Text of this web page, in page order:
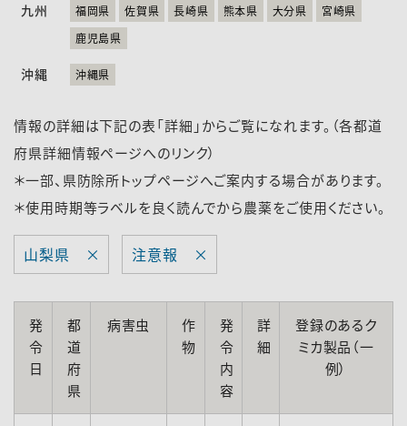
九州 福岡県 佐賀県 長崎県 熊本県 大分県
宮崎県
鹿児島県
沖縄 沖縄県
情報の詳細は下記の表「詳細」からご覧になれます。（各都道
府県詳細情報ページへのリンク）
＊一部、県防除所トップページへご案内する場合があります。
＊使用時期等ラベルを良く読んでから農薬をご使用ください。
山梨県 × 注意報 ×
発
令
日
都
道
府
県
病害虫
作
物
発
令
内
容
詳
細
登録のあるク
ミカ製品（一
例）